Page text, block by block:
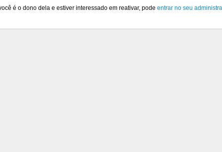
é o dono dela e estiver interessado em reativar, pode entrar no seu